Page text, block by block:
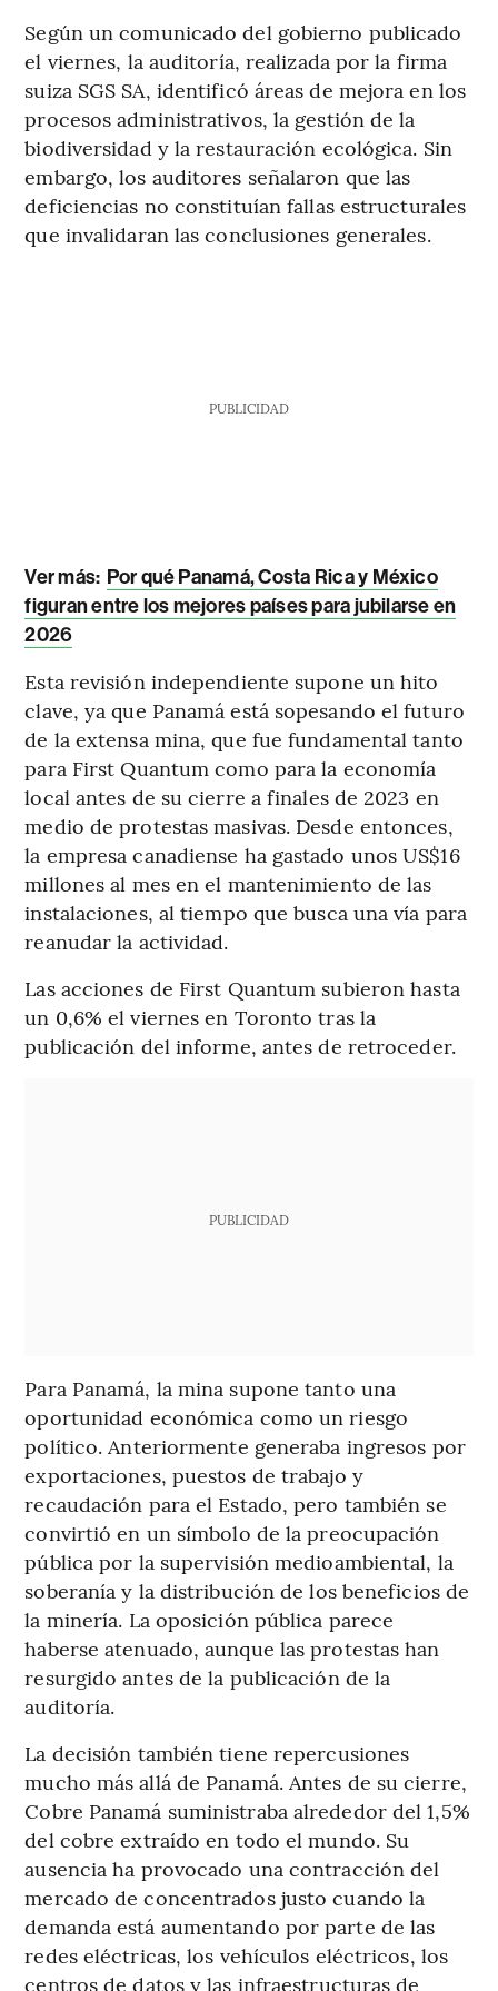
Según un comunicado del gobierno publicado
el viernes, la auditoría, realizada por la firma
suiza SGS SA, identificó áreas de mejora en los
procesos administrativos, la gestión de la
biodiversidad y la restauración ecológica. Sin
embargo, los auditores señalaron que las
deficiencias no constituían fallas estructurales
que invalidaran las conclusiones generales.
PUBLICIDAD
Ver más: Por qué Panamá, Costa Rica y México
figuran entre los mejores países para jubilarse en
2026
Esta revisión independiente supone un hito
clave, ya que Panamá está sopesando el futuro
de la extensa mina, que fue fundamental tanto
para First Quantum como para la economía
local antes de su cierre a finales de 2023 en
medio de protestas masivas. Desde entonces,
la empresa canadiense ha gastado unos US$16
millones al mes en el mantenimiento de las
instalaciones, al tiempo que busca una vía para
reanudar la actividad.
Las acciones de First Quantum subieron hasta
un 0,6% el viernes en Toronto tras la
publicación del informe, antes de retroceder.
PUBLICIDAD
Para Panamá, la mina supone tanto una
oportunidad económica como un riesgo
político. Anteriormente generaba ingresos por
exportaciones, puestos de trabajo y
recaudación para el Estado, pero también se
convirtió en un símbolo de la preocupación
pública por la supervisión medioambiental, la
soberanía y la distribución de los beneficios de
la minería. La oposición pública parece
haberse atenuado, aunque las protestas han
resurgido antes de la publicación de la
auditoría.
La decisión también tiene repercusiones
mucho más allá de Panamá. Antes de su cierre,
Cobre Panamá suministraba alrededor del 1,5%
del cobre extraído en todo el mundo. Su
ausencia ha provocado una contracción del
mercado de concentrados justo cuando la
demanda está aumentando por parte de las
redes eléctricas, los vehículos eléctricos, los
centros de datos y las infraestructuras de